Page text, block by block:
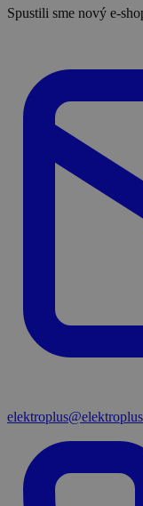
Spustili sme nový e-